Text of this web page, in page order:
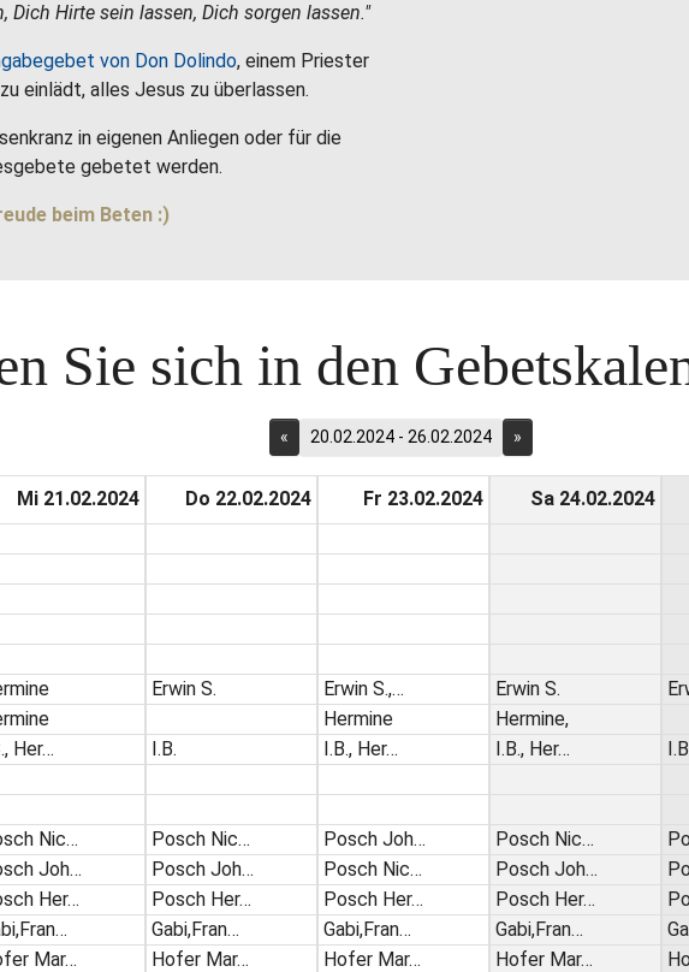
Dich Hirte sein lassen, Dich sorgen lassen."
von Don Dolindo, einem Priester
einlädt, alles Jesus zu überlassen.
in eigenen Anliegen oder für die
gebetet werden.
beim Beten :)
Sie sich in den
« 20.02.2024 - 26.02.2024 »
Mi 21.02.2024
Her…
Nic…
Joh…
Her…
Mar…
Do 22.02.2024
Erwin S.
I.B.
Posch Nic…
Posch Joh…
Posch Her…
Gabi,Fran…
Hofer Mar…
Fr 23.02.2024
Erwin S.,…
Hermine
I.B., Her…
Posch Joh…
Posch Nic…
Posch Her…
Gabi,Fran…
Hofer Mar…
Sa 24.02.2024
Erwin S.
Hermine,
I.B., Her…
Posch Nic…
Posch Joh…
Posch Her…
Gabi,Fran…
Hofer Mar…